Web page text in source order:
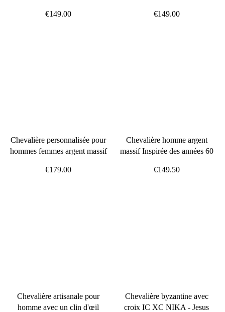
€149.00 €149.00
Chevalière personnalisée pour
hommes femmes argent massif
€179.00
Chevalière homme argent
massif Inspirée des années 60
€149.50
Chevalière artisanale pour
homme avec un clin d'œil
Chevalière byzantine avec
croix IC XC NIKA - Jesus